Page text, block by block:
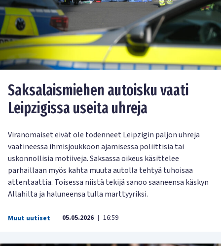
Saksalaismiehen autoisku vaati
Leipzigissa useita uhreja
Viranomaiset eivät ole todenneet Leipzigin paljon uhreja
vaatineessa ihmisjoukkoon ajamisessa poliittisia tai
uskonnollisia motiiveja. Saksassa oikeus käsittelee
parhaillaan myös kahta muuta autolla tehtyä tuhoisaa
attentaattia. Toisessa niistä tekijä sanoo saaneensa käskyn
Allahilta ja haluneensa tulla marttyyriksi.
Muut uutiset 05.05.2026 | 16:59